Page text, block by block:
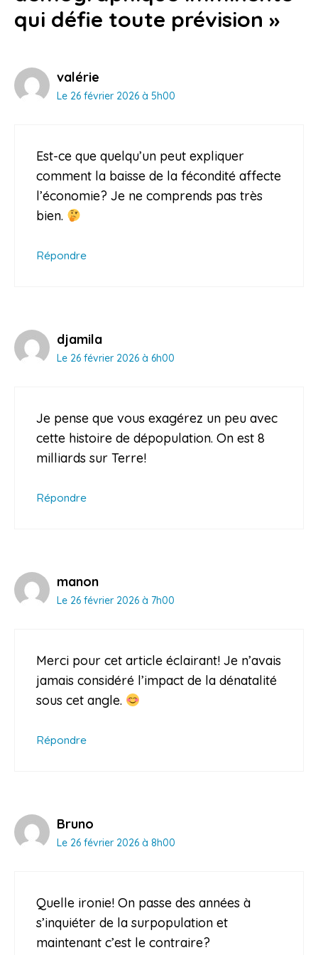
qui défie toute prévision »
valérie
Le 26 février 2026 à 5h00
Est-ce que quelqu’un peut expliquer
comment la baisse de la fécondité affecte
l’économie? Je ne comprends pas très
bien.
Répondre
djamila
Le 26 février 2026 à 6h00
Je pense que vous exagérez un peu avec
cette histoire de dépopulation. On est 8
milliards sur Terre!
Répondre
manon
Le 26 février 2026 à 7h00
Merci pour cet article éclairant! Je n’avais
jamais considéré l’impact de la dénatalité
sous cet angle.
Répondre
Bruno
Le 26 février 2026 à 8h00
Quelle ironie! On passe des années à
s’inquiéter de la surpopulation et
maintenant c’est le contraire?